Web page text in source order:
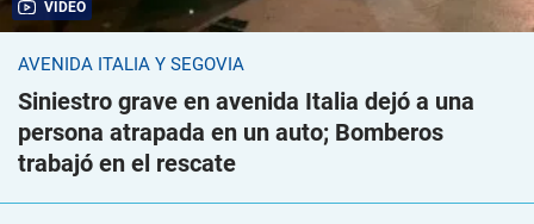
VIDEO
AVENIDA ITALIA Y SEGOVIA
Siniestro grave en avenida Italia dejó a una
persona atrapada en un auto; Bomberos
trabajó en el rescate